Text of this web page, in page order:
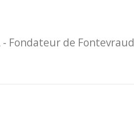
- Fondateur de Fontevraud